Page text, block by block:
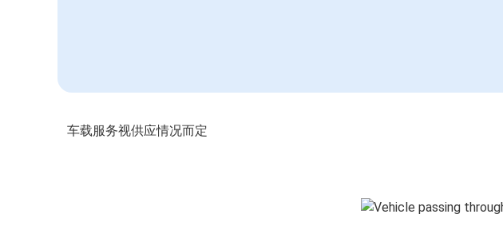
车载服务视供应情况而定